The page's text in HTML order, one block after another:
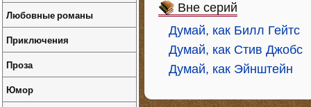
Вне серий
Думай, как Билл Гейтс
Думай, как Стив Джобс
Думай, как Эйнштейн
Любовные романы
Приключения
Проза
Юмор